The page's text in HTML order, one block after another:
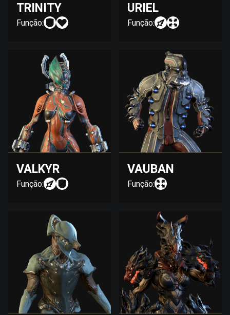
TRINITY
Função:
URIEL
Função:
VALKYR
Função:
VAUBAN
Função: